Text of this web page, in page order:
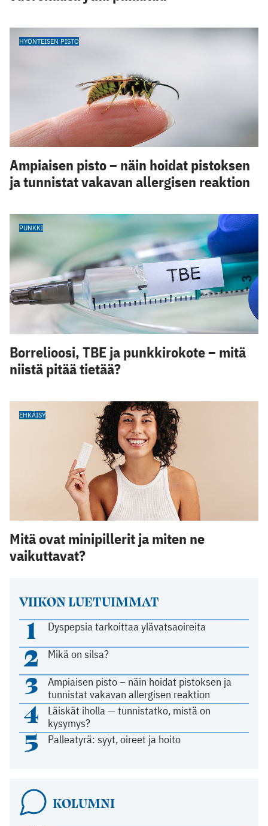
VIIKON LUETUIMMAT
1 Dyspepsia tarkoittaa ylävatsaoireita
2 Mikä on silsa?
3
Ampiaisen pisto – näin hoidat pistoksen ja
tunnistat vakavan allergisen reaktion
4
Läiskät iholla — tunnistatko, mistä on
kysymys?
5 Palleatyrä: syyt, oireet ja hoito
KOLUMNI
HYÖNTEISEN PISTO
Ampiaisen pisto – näin hoidat pistoksen
ja tunnistat vakavan allergisen reaktion
PUNKKI
Borrelioosi, TBE ja punkkirokote – mitä
niistä pitää tietää?
EHKÄISY
Mitä ovat minipillerit ja miten ne
vaikuttavat?